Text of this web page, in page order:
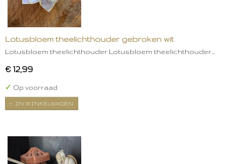
Lotusbloem theelichthouder gebroken wit
Lotusbloem theelichthouder Lotusbloem theelichthouder…
€ 12,99
✓ Op voorraad
IN WINKELWAGEN